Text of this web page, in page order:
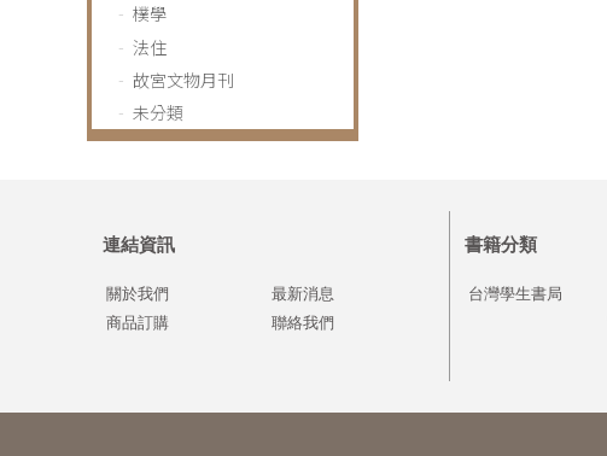
樸學
法住
故宮文物月刊
未分類
連結資訊
關於我們
最新消息
商品訂購
聯絡我們
書籍分類
台灣學生書局